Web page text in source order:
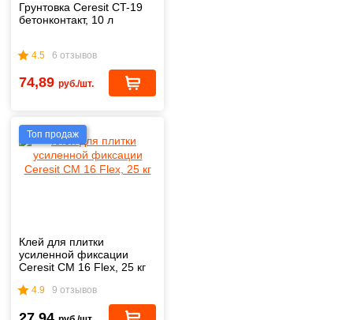
Грунтовка Ceresit CT-19
бетонконтакт, 10 л
4.5 6 отзывов
74,89 руб./шт.
Топ продаж
Клей для плитки
усиленной фиксации
Ceresit CM 16 Flex, 25 кг
4.9 9 отзывов